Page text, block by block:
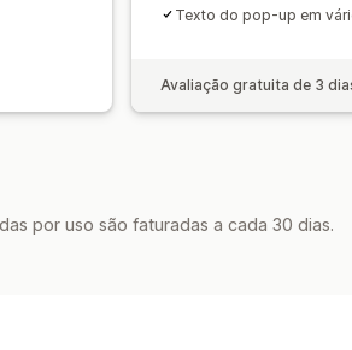
Texto do pop-up em
Avaliação gratuita de 3
por uso são faturadas a cada 30 dias.